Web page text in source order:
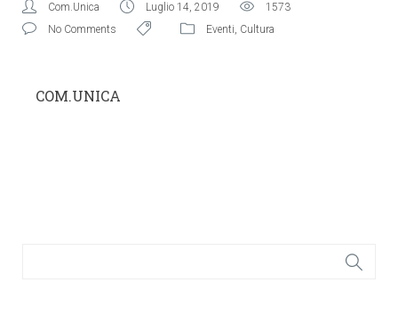
Com.Unica Luglio 14, 2019
1573
No Comments
Eventi, Cultura
COM.UNICA